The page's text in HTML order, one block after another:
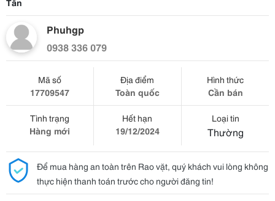
Tân
Phuhgp
0938 336 079
Mã số
17709547
Địa điểm
Toàn quốc
Hình thức
Cần bán
Tình trạng
Hàng mới
Hết hạn
19/12/2024
Loại tin
Thường
Để mua hàng an toàn trên Rao vặt, quý khách vui lòng không
thực hiện thanh toán trước cho người đăng tin!